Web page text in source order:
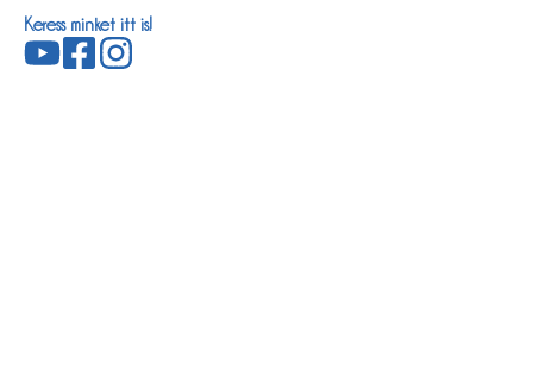
Keress minket itt is!